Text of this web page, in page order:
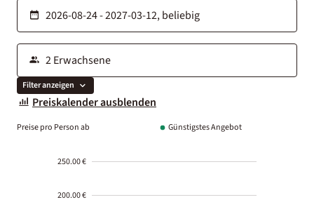
Filter anzeigen
Preiskalender ausblenden
Preise pro Person ab Günstigstes Angebot
250.00 €
200.00 €